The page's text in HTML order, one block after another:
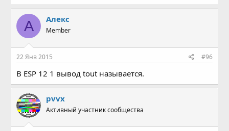
А Алекс
Member
22 Янв 2015 #96
В ESP 12 1 вывод tout называется.
pvvx
Активный участник сообщества